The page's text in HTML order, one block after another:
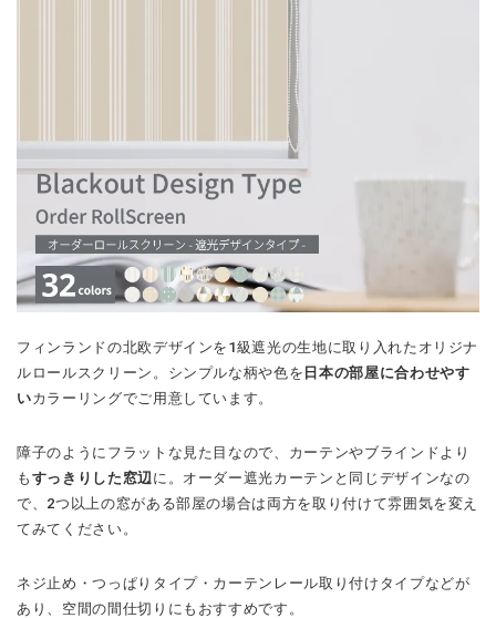
フィンランドの北欧デザインを1級遮光の生地に取り入れたオリジナ
ルロールスクリーン。シンプルな柄や色を 日本の部屋に合わせやす
いカラーリングでご用意しています。
障子のようにフラットな見た目なので、カーテンやブラインドより
も すっきりした窓辺 に。オーダー遮光カーテンと同じデザインなの
で、2つ以上の窓がある部屋の場合は両方を取り付けて雰囲気を変え
てみてください。
ネジ止め・つっぱりタイプ・カーテンレール取り付けタイプなどが
あり、空間の間仕切りにもおすすめです。